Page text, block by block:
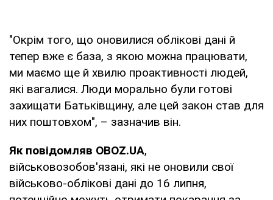
"Окрім того, що оновилися облікові дані й
тепер вже є база, з якою можна працювати,
ми маємо ще й хвилю проактивності людей,
які вагалися. Люди морально були готові
захищати Батьківщину, але цей закон став для
них поштовхом", – зазначив він.
Як повідомляв OBOZ.UA,
військовозобов'язані, які не оновили свої
військово-облікові дані до 16 липня,